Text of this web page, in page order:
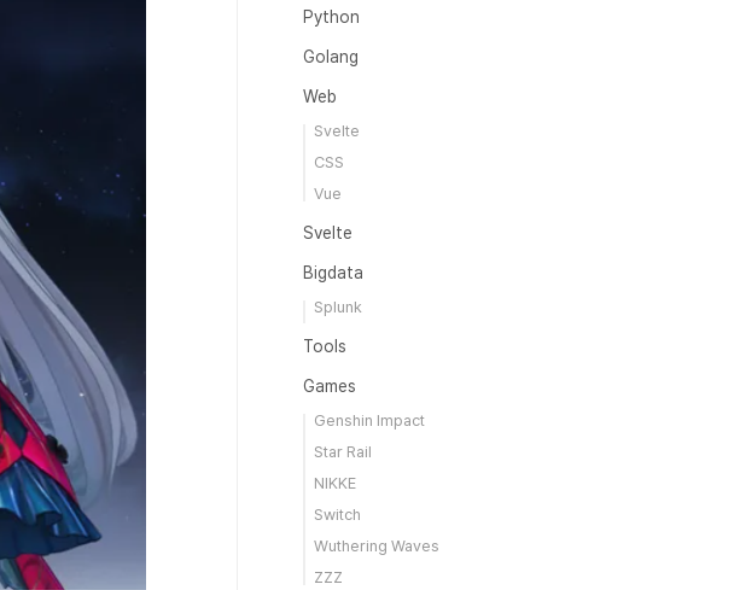
Python
Golang
Web
Svelte
CSS
Vue
Svelte
Bigdata
Splunk
Tools
Games
Genshin Impact
Star Rail
NIKKE
Switch
Wuthering Waves
ZZZ